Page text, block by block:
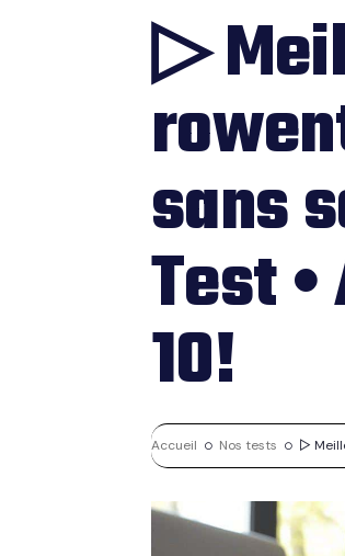
▷
sans
Test
10!
Accueil Nos tests ▷